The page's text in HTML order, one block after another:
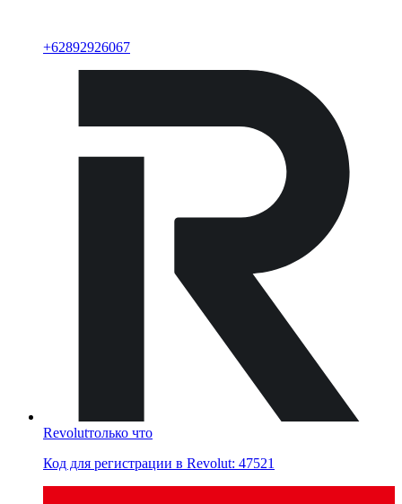
+62892926067
Revolutтолько что
Код для регистрации в Revolut: 47521